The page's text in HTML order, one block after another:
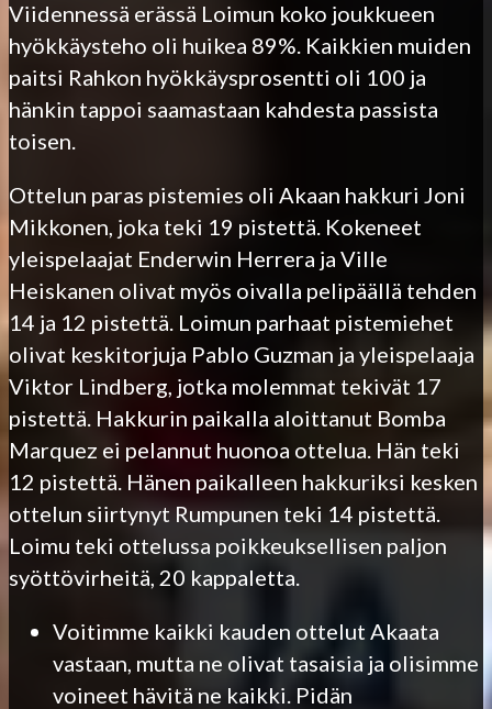
Viidennessä erässä Loimun koko joukkueen
hyökkäysteho oli huikea 89%. Kaikkien muiden
paitsi Rahkon hyökkäysprosentti oli 100 ja
hänkin tappoi saamastaan kahdesta passista
toisen.
Ottelun paras pistemies oli Akaan hakkuri Joni
Mikkonen, joka teki 19 pistettä. Kokeneet
yleispelaajat Enderwin Herrera ja Ville
Heiskanen olivat myös oivalla pelipäällä tehden
14 ja 12 pistettä. Loimun parhaat pistemiehet
olivat keskitorjuja Pablo Guzman ja yleispelaaja
Viktor Lindberg, jotka molemmat tekivät 17
pistettä. Hakkurin paikalla aloittanut Bomba
Marquez ei pelannut huonoa ottelua. Hän teki
12 pistettä. Hänen paikalleen hakkuriksi kesken
ottelun siirtynyt Rumpunen teki 14 pistettä.
Loimu teki ottelussa poikkeuksellisen paljon
syöttövirheitä, 20 kappaletta.
Voitimme kaikki kauden ottelut Akaata
vastaan, mutta ne olivat tasaisia ja olisimme
voineet hävitä ne kaikki. Pidän